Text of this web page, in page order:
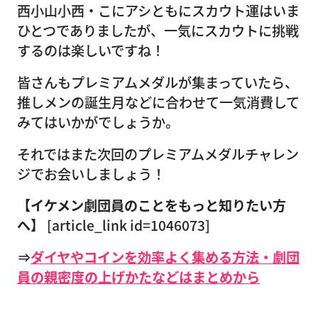
西小山小西・こにアシともにスカウト運はいま
ひとつでありましたが、一気にスカウトに挑戦
するのは楽しいですね！
皆さんもプレミアムメダルが集まっていたら、
推しメンの誕生月などに合わせて一気消費して
みてはいかがでしょうか。
それではまた次回のプレミアムメダルチャレン
ジでお会いしましょう！
【イケメン劇団員のことをもっと知りたい方
へ】
[article_link id=1046073]
⇒ダイヤやコインを効率よく集める方法・劇団
員の親密度の上げかたなどはまとめから